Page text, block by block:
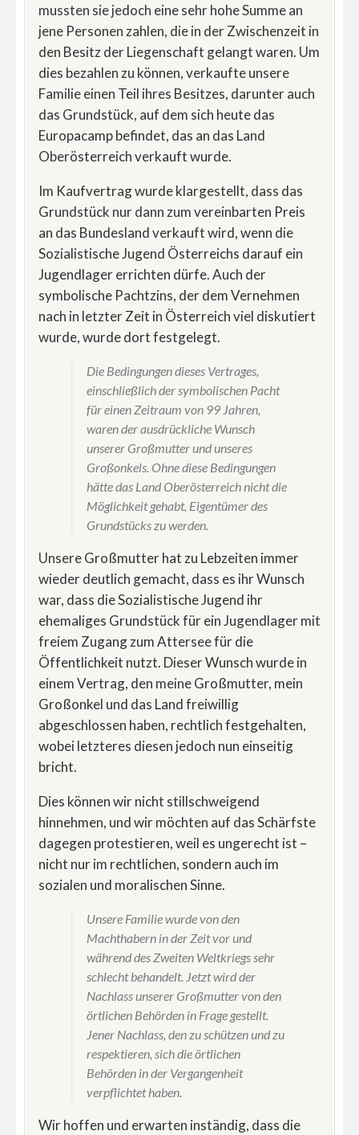
mussten sie jedoch eine sehr hohe Summe an
jene Personen zahlen, die in der Zwischenzeit in
den Besitz der Liegenschaft gelangt waren. Um
dies bezahlen zu können, verkaufte unsere
Familie einen Teil ihres Besitzes, darunter auch
das Grundstück, auf dem sich heute das
Europacamp befindet, das an das Land
Oberösterreich verkauft wurde.
Im Kaufvertrag wurde klargestellt, dass das
Grundstück nur dann zum vereinbarten Preis
an das Bundesland verkauft wird, wenn die
Sozialistische Jugend Österreichs darauf ein
Jugendlager errichten dürfe. Auch der
symbolische Pachtzins, der dem Vernehmen
nach in letzter Zeit in Österreich viel diskutiert
wurde, wurde dort festgelegt.
Die Bedingungen dieses Vertrages,
einschließlich der symbolischen Pacht
für einen Zeitraum von 99 Jahren,
waren der ausdrückliche Wunsch
unserer Großmutter und unseres
Großonkels. Ohne diese Bedingungen
hätte das Land Oberösterreich nicht die
Möglichkeit gehabt, Eigentümer des
Grundstücks zu werden.
Unsere Großmutter hat zu Lebzeiten immer
wieder deutlich gemacht, dass es ihr Wunsch
war, dass die Sozialistische Jugend ihr
ehemaliges Grundstück für ein Jugendlager mit
freiem Zugang zum Attersee für die
Öffentlichkeit nutzt. Dieser Wunsch wurde in
einem Vertrag, den meine Großmutter, mein
Großonkel und das Land freiwillig
abgeschlossen haben, rechtlich festgehalten,
wobei letzteres diesen jedoch nun einseitig
bricht.
Dies können wir nicht stillschweigend
hinnehmen, und wir möchten auf das Schärfste
dagegen protestieren, weil es ungerecht ist –
nicht nur im rechtlichen, sondern auch im
sozialen und moralischen Sinne.
Unsere Familie wurde von den
Machthabern in der Zeit vor und
während des Zweiten Weltkriegs sehr
schlecht behandelt. Jetzt wird der
Nachlass unserer Großmutter von den
örtlichen Behörden in Frage gestellt.
Jener Nachlass, den zu schützen und zu
respektieren, sich die örtlichen
Behörden in der Vergangenheit
verpflichtet haben.
Wir hoffen und erwarten inständig, dass die